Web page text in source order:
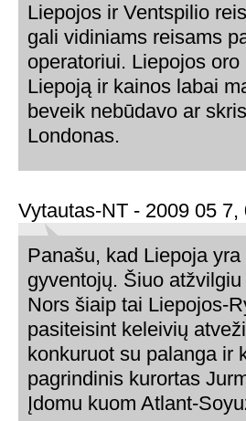
Liepojos ir Ventspilio
gali vidiniams reisams
operatoriui. Liepojos
Liepoją ir kainos labai
beveik nebūdavo ar
Londonas.
Vytautas-NT - 2009 05 7,
Panašu, kad Liepoja
gyventojų. Šiuo
Nors šiaip tai Liepojos-
pasiteisint keleivių
konkuruot su palanga ir
pagrindinis kurortas
Įdomu kuom Atlant-